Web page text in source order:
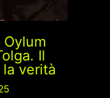
Il
verità